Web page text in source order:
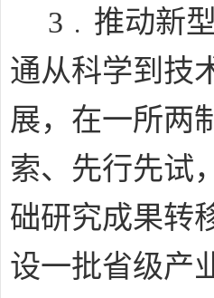
3 ﹒ 推动新
通从科学到技
展，在一所两
索、先行先试
础研究成果转
设一批省级产